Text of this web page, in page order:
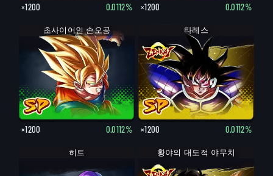
×1200 0.0112% ×1200 0.0112%
초사이어인 손오공
×1200 0.0112%
타레스
×1200 0.0112%
히트 황야의 대도적 야무치